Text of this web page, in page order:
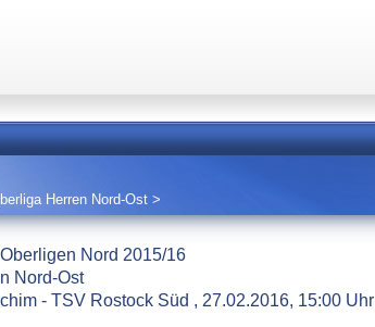
Herren Nord-Ost >
Nord 2015/16
Nord-Ost
- TSV Rostock Süd , 27.02.2016, 15:00 Uhr